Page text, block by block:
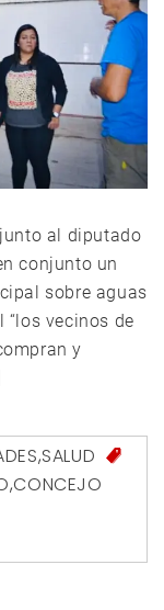
al diputado
conjunto un
sobre aguas
“los vecinos de
y
,SALUD
,CONCEJO